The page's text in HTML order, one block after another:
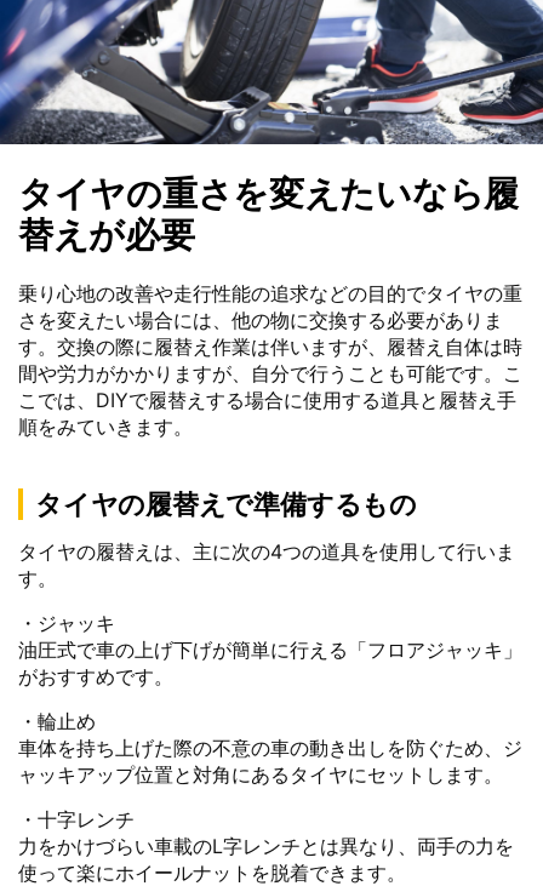
タイヤの重さを変えたいなら履
替えが必要
乗り心地の改善や走行性能の追求などの目的でタイヤの重
さを変えたい場合には、他の物に交換する必要がありま
す。交換の際に履替え作業は伴いますが、履替え自体は時
間や労力がかかりますが、自分で行うことも可能です。こ
こでは、DIYで履替えする場合に使用する道具と履替え手
順をみていきます。
タイヤの履替えで準備するもの
タイヤの履替えは、主に次の4つの道具を使用して行いま
す。
・ジャッキ
油圧式で車の上げ下げが簡単に行える「フロアジャッキ」
がおすすめです。
・輪止め
車体を持ち上げた際の不意の車の動き出しを防ぐため、ジ
ャッキアップ位置と対角にあるタイヤにセットします。
・十字レンチ
力をかけづらい車載のL字レンチとは異なり、両手の力を
使って楽にホイールナットを脱着できます。